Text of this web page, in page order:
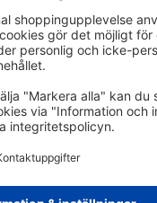
Vikt: ca.811 g
XXL-affischer City-light